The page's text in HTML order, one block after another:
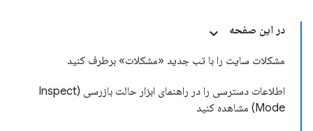
در این صفحه
مشکلات سایت را با تب جدید «مشکلات» برطرف کنید
اطلاعات دسترسی را در راهنمای ابزار حالت بازرسی (Inspect
Mode) مشاهده کنید